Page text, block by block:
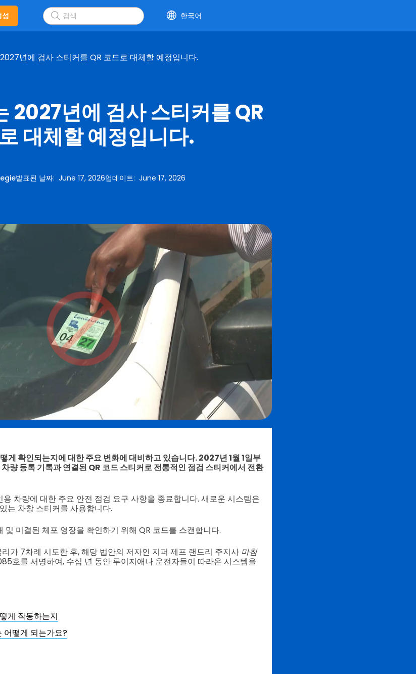
성 한국어
년에 검사 스티커를 QR 코드로 대체할 예정입니다.
2027년에 검사 스티커를 QR
대체할 예정입니다.
발표된 날짜:June 17, 2026업데이트:June 17, 2026
게 확인되는지에 대한 주요 변화에 대비하고 있습니다. 2027년 1월 1일부
량 등록 기록과 연결된 QR 코드 스티커로 전통적인 점검 스티커에서 전환
차량에 대한 주요 안전 점검 요구 사항을 종료합니다. 새로운 시스템은
는 차창 스티커를 사용합니다.
및 미결된 체포 영장을 확인하기 위해 QR 코드를 스캔합니다.
가 7차례 시도한 후, 해당 법안의 저자인 지퍼 제프 랜드리 주지사 마침
호를 서명하여, 수십 년 동안 루이지애나 운전자들이 따라온 시스템을
게 작동하는지
어떻게 되는가요?